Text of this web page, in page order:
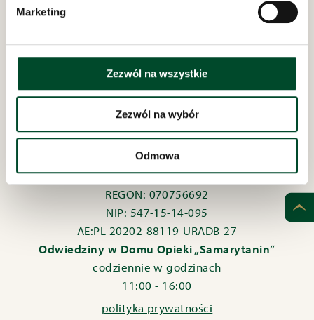
Marketing
Zezwól na wszystkie
Zezwól na wybór
Odmowa
Dom Opieki „Samarytanin”
w Bielsku-Białej
ul. Bednarska 8 i 10
REGON: 070756692
NIP: 547-15-14-095
AE:PL-20202-88119-URADB-27
Odwiedziny w Domu Opieki „Samarytanin”
codziennie w godzinach
11:00 - 16:00
polityka prywatności